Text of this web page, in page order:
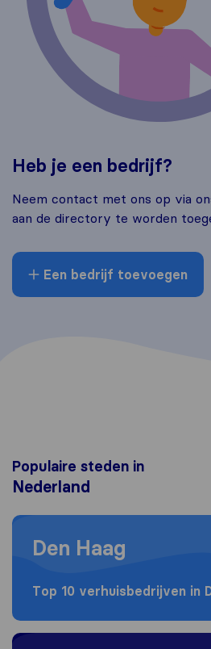
Heb je een bedrijf?
Neem contact met ons op via
aan de directory te worden
Een bedrijf toevoegen
Populaire steden in
Nederland
Moving to Den Haag
Den Haag
Top 10 verhuisbedrijven in
Moving to Amsterdam